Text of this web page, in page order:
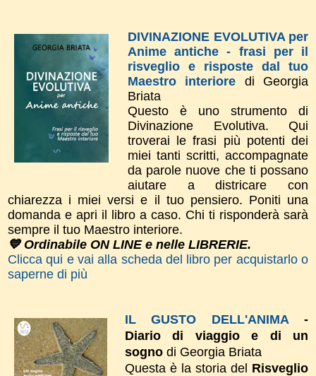
DIVINAZIONE EVOLUTIVA per
Anime antiche - frasi per il
risveglio e risposte dal tuo
Maestro interiore di Georgia
Briata
Questo è uno strumento di
Divinazione Evolutiva. Qui
troverai le frasi più potenti dei
miei tanti scritti, accompagnate
da parole nuove che ti possano
aiutare a districare con
chiarezza i miei versi e il tuo pensiero. Poniti una
domanda e apri il libro a caso. Chi ti risponderà sarà
sempre il tuo Maestro interiore.
💙 Ordinabile ON LINE e nelle LIBRERIE.
Clicca qui e vai alla scheda del libro per acquistarlo o
saperne di più
IL GUSTO DELL'ANIMA -
Diario di viaggio e di un
sognodi Georgia Briata
Questa è la storia del Risveglio